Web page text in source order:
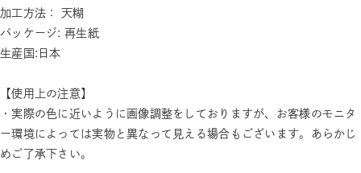
加工方法： 天糊
パッケージ: 再生紙
生産国:日本
【使用上の注意】
・実際の色に近いように画像調整をしておりますが、お客様のモニタ
ー環境によっては実物と異なって見える場合もございます。あらかじ
めご了承下さい。